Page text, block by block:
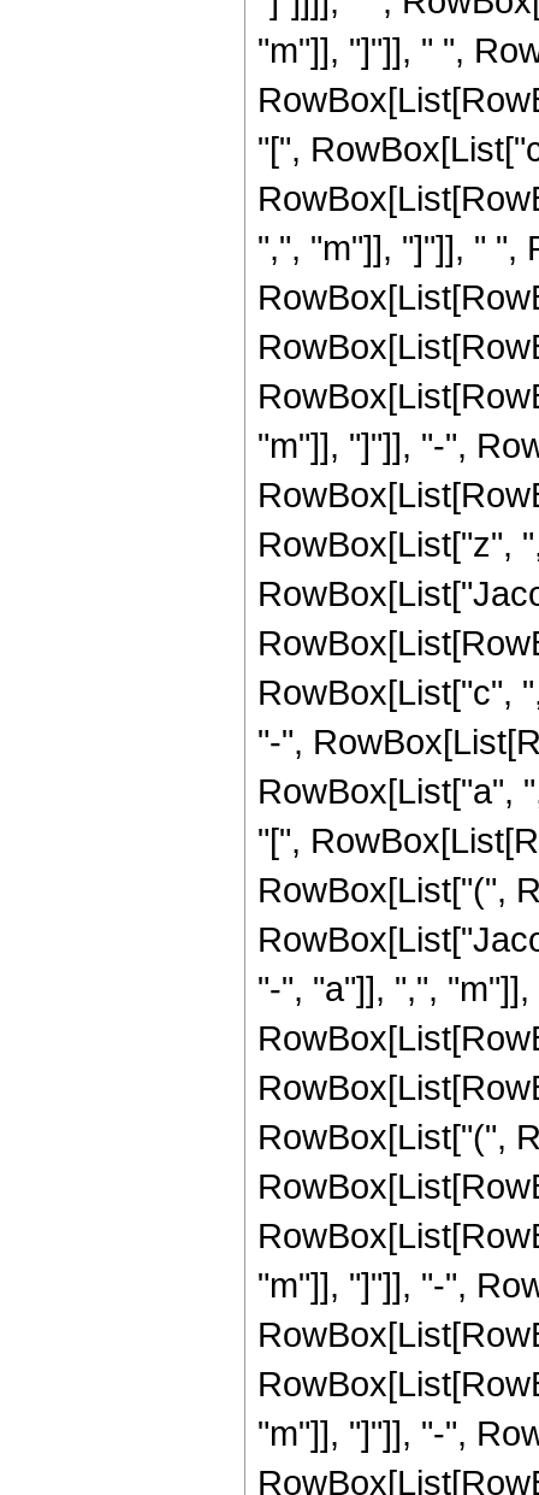
"m"]], "]"]], " ",
"[",
",", "m"]], "]"]], " ",
"m"]], "]"]], "-",
RowBox[List["z",
RowBox[List["c",
"-",
RowBox[List["a",
"[",
RowBox[List["(",
"-", "a"]], ",",
RowBox[List["(",
"m"]], "]"]], "-",
"m"]], "]"]], "-",